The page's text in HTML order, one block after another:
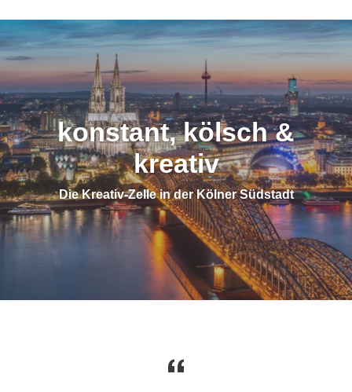
konstant, kölsch &
kreativ
Die Kreativ-Zelle in der Kölner Südstadt